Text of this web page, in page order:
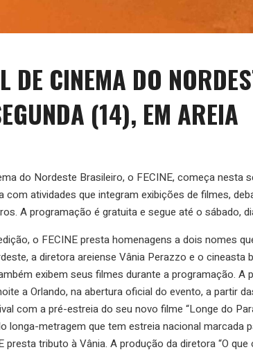
DE CINEMA DO
(14), EM AREIA
do Nordeste Brasileiro, o FECINE, começa nesta
com atividades que integram exibições de filmes,
A programação é gratuita e segue até o sábado,
o FECINE presta homenagens a dois nomes
a diretora areiense Vânia Perazzo e o cineasta
exibem seus filmes durante a programação. A
a Orlando, na abertura oficial do evento, a partir
com a pré-estreia do seu novo filme “Longe do
longa-metragem que tem estreia nacional marcada
presta tributo à Vânia. A produção da diretora “O